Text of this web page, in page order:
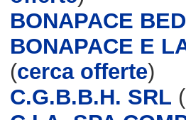
BONAPACE
BONAPACE E
(cerca offerte)
C.G.B.B.H. SRL (